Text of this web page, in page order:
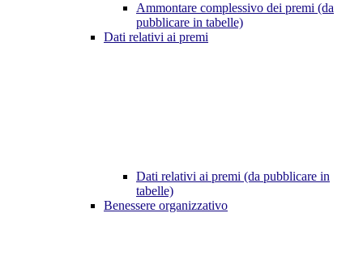
Ammontare complessivo dei premi (da
pubblicare in tabelle)
Dati relativi ai premi
Dati relativi ai premi (da pubblicare in
tabelle)
Benessere organizzativo